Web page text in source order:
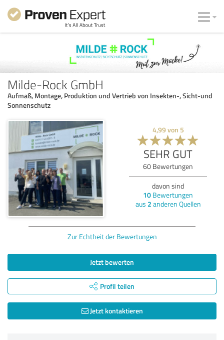
Milde-Rock GmbH
Aufmaß, Montage, Produktion und Vertrieb von Insekten-, Sicht-und
Sonnenschutz
4,99von 5
SEHR GUT
60 Bewertungen
davon sind
10 Bewertungen
aus 2 anderen Quellen
Zur Echtheit der Bewertungen
Jetzt bewerten
Profil teilen
Jetzt kontaktieren